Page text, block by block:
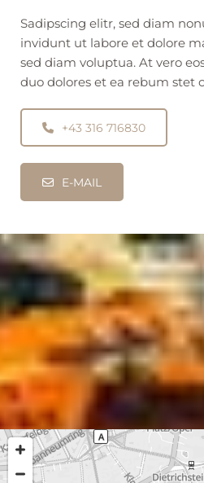
Sadipscing elitr, sed diam
invidunt ut labore et dolore
sed diam voluptua. At vero
duo dolores et ea rebum stet
+43 316 716830
E-MAIL